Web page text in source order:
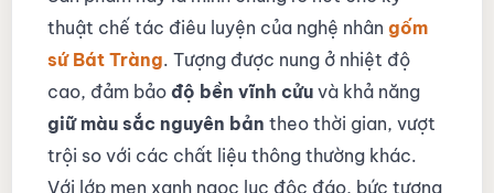
thuật chế tác điêu luyện của nghệ nhân gốm
sứ Bát Tràng. Tượng được nung ở nhiệt độ
cao, đảm bảo độ bền vĩnh cửuvà khả năng
giữ màu sắc nguyên bản theo thời gian, vượt
trội so với các chất liệu thông thường khác.
Với lớp men xanh ngọc lục độc đáo, bức tượng